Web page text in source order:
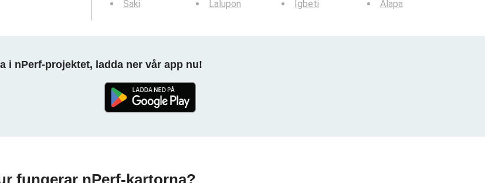
Saki
Lalupon
Igbeti
Alapa
i nPerf-projektet, ladda ner vår app nu!
fungerar nPerf-kartorna?